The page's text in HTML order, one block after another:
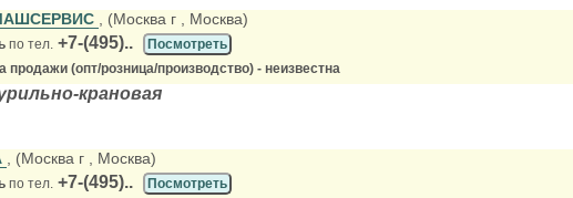
, (Москва г , Москва)
по тел. +7-(495)..
Посмотреть
продажи (опт/розница/производство) - неизвестна
крановая
, (Москва г , Москва)
по тел. +7-(495)..
Посмотреть